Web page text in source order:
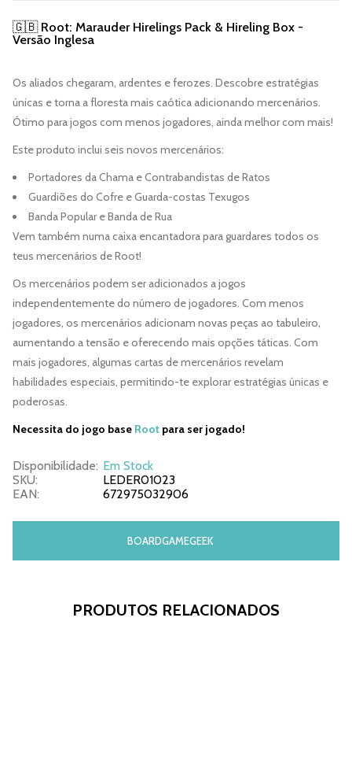
🇬🇧 Root: Marauder Hirelings Pack & Hireling Box -
Versão Inglesa
Os aliados chegaram, ardentes e ferozes. Descobre estratégias
únicas e torna a floresta mais caótica adicionando mercenários.
Ótimo para jogos com menos jogadores, ainda melhor com mais!
Este produto inclui seis novos mercenários:
Portadores da Chama e Contrabandistas de Ratos
Guardiões do Cofre e Guarda-costas Texugos
Banda Popular e Banda de Rua
Vem também numa caixa encantadora para guardares todos os
teus mercenários de Root!
Os mercenários podem ser adicionados a jogos
independentemente do número de jogadores. Com menos
jogadores, os mercenários adicionam novas peças ao tabuleiro,
aumentando a tensão e oferecendo mais opções táticas. Com
mais jogadores, algumas cartas de mercenários revelam
habilidades especiais, permitindo-te explorar estratégias únicas e
poderosas.
Necessita do jogo base Root para ser jogado!
Disponibilidade: Em Stock
SKU:
LEDER01023
EAN:
672975032906
BOARDGAMEGEEK
PRODUTOS RELACIONADOS